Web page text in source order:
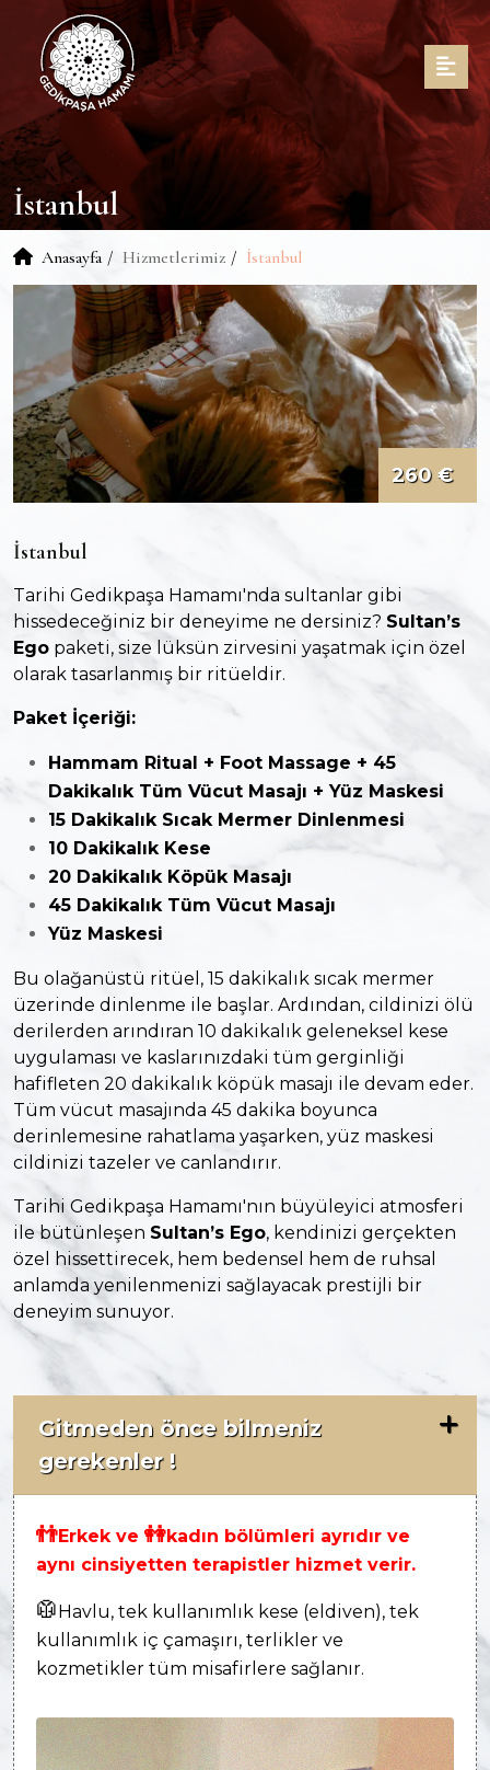
İstanbul
Anasayfa Hizmetlerimiz İstanbul
260 €
İstanbul
Tarihi Gedikpaşa Hamamı'nda sultanlar gibi
hissedeceğiniz bir deneyime ne dersiniz? Sultan’s
Ego paketi, size lüksün zirvesini yaşatmak için özel
olarak tasarlanmış bir ritüeldir.
Paket İçeriği:
Hammam Ritual + Foot Massage + 45
Dakikalık Tüm Vücut Masajı + Yüz Maskesi
15 Dakikalık Sıcak Mermer Dinlenmesi
10 Dakikalık Kese
20 Dakikalık Köpük Masajı
45 Dakikalık Tüm Vücut Masajı
Yüz Maskesi
Bu olağanüstü ritüel, 15 dakikalık sıcak mermer
üzerinde dinlenme ile başlar. Ardından, cildinizi ölü
derilerden arındıran 10 dakikalık geleneksel kese
uygulaması ve kaslarınızdaki tüm gerginliği
hafifleten 20 dakikalık köpük masajı ile devam eder.
Tüm vücut masajında 45 dakika boyunca
derinlemesine rahatlama yaşarken, yüz maskesi
cildinizi tazeler ve canlandırır.
Tarihi Gedikpaşa Hamamı'nın büyüleyici atmosferi
ile bütünleşen Sultan’s Ego, kendinizi gerçekten
özel hissettirecek, hem bedensel hem de ruhsal
anlamda yenilenmenizi sağlayacak prestijli bir
deneyim sunuyor.
Gitmeden önce bilmeniz
gerekenler !
👬Erkek ve 👭kadın bölümleri ayrıdır ve
aynı cinsiyetten terapistler hizmet verir.
🥼 Havlu, tek kullanımlık kese (eldiven), tek
kullanımlık iç çamaşırı, terlikler ve
kozmetikler tüm misafirlere sağlanır.